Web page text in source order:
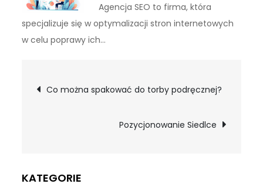
Agencja SEO to firma, która
specjalizuje się w optymalizacji stron internetowych
w celu poprawy ich…
Nawigacja
Co można spakować do torby podręcznej?
Pozycjonowanie Siedlce
KATEGORIE